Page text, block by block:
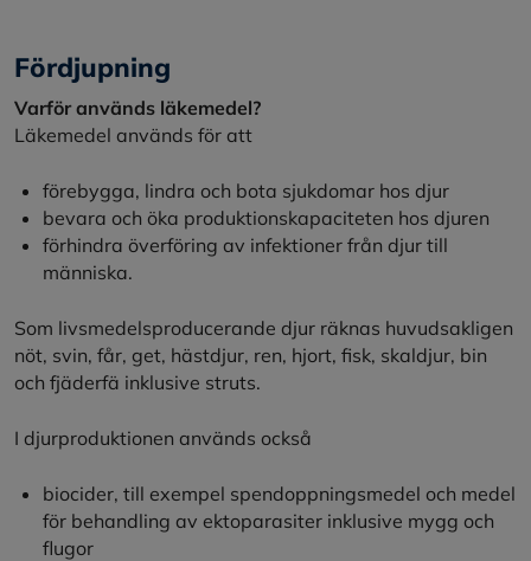
Fördjupning
Varför används läkemedel?
Läkemedel används för att
förebygga, lindra och bota sjukdomar hos djur
bevara och öka produktionskapaciteten hos djuren
förhindra överföring av infektioner från djur till
människa.
Som livsmedelsproducerande djur räknas huvudsakligen
nöt, svin, får, get, hästdjur, ren, hjort, fisk, skaldjur, bin
och fjäderfä inklusive struts.
I djurproduktionen används också
biocider, till exempel spendoppningsmedel och medel
för behandling av ektoparasiter inklusive mygg och
flugor